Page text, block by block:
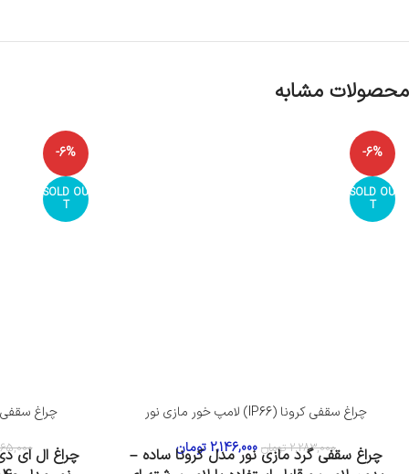
محصولات مشابه
-6%
SOLD OU
T
چراغ سقفی کرونا (IP66) لامپ خور مازی نور
2,283,000 تومان 2,146,000تومان
چراغ سقفی گرد مازی نور مدل کرونا ساده –
-6%
SOLD OU
T
چراغ سقفی زاویه